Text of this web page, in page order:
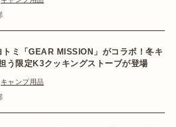
ミ「GEAR MISSION」がコラボ！冬キ
う限定K3クッキングストーブが登場
キャンプ用品